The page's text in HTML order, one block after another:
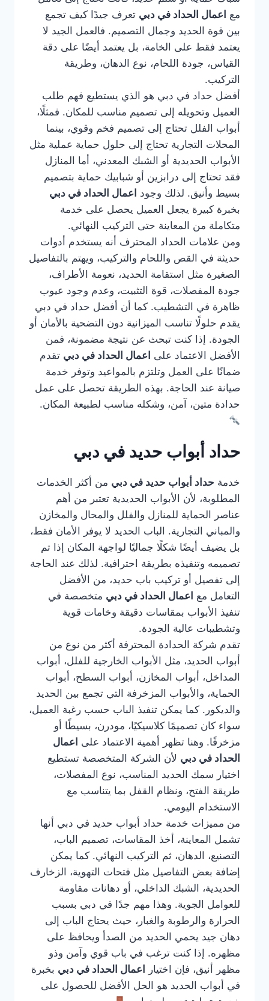
مع اعمال الحداد في دبي تعرف جيدًا كيف تجمع
بين قوة الحديد وجمال التصميم. فالعمل الجيد لا
يعتمد فقط على الخامة، بل يعتمد أيضًا على دقة
القياس، جودة اللحام، نوع الدهان، وطريقة
التركيب.
أفضل حداد في دبي هو الذي يستطيع فهم طلب
العميل وتحويله إلى تصميم مناسب للمكان. فمثلًا،
أبواب الفلل تحتاج إلى تصميم فخم وقوي، بينما
المحلات التجارية تحتاج إلى حلول حماية عملية مثل
الأبواب الحديدية أو الشبك المعدني، أما المنازل
فقد تحتاج إلى درابزين أو شبابيك حماية بتصميم
بسيط وأنيق. لذلك وجود اعمال الحداد في دبي
بخبرة كبيرة يجعل العميل يحصل على خدمة
متكاملة من المعاينة حتى التركيب النهائي.
ومن علامات الحداد المحترف أنه يستخدم أدوات
حديثة في القص واللحام والتركيب، ويهتم بالتفاصيل
الصغيرة مثل استقامة الحديد، نعومة الأطراف،
جودة المفصلات، قوة التثبيت، وعدم وجود عيوب
ظاهرة في التشطيب. كما أن أفضل حداد في دبي
يقدم حلولًا تناسب الميزانية دون التضحية بالأمان أو
الجودة. إذا كنت تبحث عن نتيجة مضمونة، فمن
الأفضل الاعتماد على اعمال الحداد في دبي تقدم
ضمانًا على العمل وتلتزم بالمواعيد وتوفر خدمة
صيانة عند الحاجة. بهذه الطريقة تحصل على عمل
حدادة متين، آمن، وشكله مناسب لطبيعة المكان.
حداد أبواب حديد في دبي
خدمة حداد أبواب حديد في دبي من أكثر الخدمات
المطلوبة، لأن الأبواب الحديدية تعتبر من أهم
عناصر الحماية للمنازل والفلل والمحال والمخازن
والمباني التجارية. الباب الحديد لا يوفر الأمان فقط،
بل يضيف أيضًا شكلًا جماليًا لواجهة المكان إذا تم
تصميمه وتنفيذه بطريقة احترافية. لذلك عند الحاجة
إلى تفصيل أو تركيب باب حديد، من الأفضل
التعامل مع اعمال الحداد في دبي متخصصة في
تنفيذ الأبواب بمقاسات دقيقة وخامات قوية
وتشطيبات عالية الجودة.
تقدم شركة الحدادة المحترفة أكثر من نوع من
أبواب الحديد، مثل الأبواب الخارجية للفلل، أبواب
المداخل، أبواب المخازن، أبواب السطح، أبواب
الحماية، والأبواب المزخرفة التي تجمع بين الحديد
والديكور. كما يمكن تنفيذ الباب حسب رغبة العميل،
سواء كان تصميمًا كلاسيكيًا، مودرن، بسيطًا أو
مزخرفًا. وهنا تظهر أهمية الاعتماد على اعمال
الحداد في دبي لأن الشركة المتخصصة تستطيع
اختيار سمك الحديد المناسب، نوع المفصلات،
طريقة الفتح، ونظام القفل بما يتناسب مع
الاستخدام اليومي.
من مميزات خدمة حداد أبواب حديد في دبي أنها
تشمل المعاينة، أخذ المقاسات، تصميم الباب،
التصنيع، الدهان، ثم التركيب النهائي. كما يمكن
إضافة بعض التفاصيل مثل فتحات التهوية، الزخارف
الحديدية، الشبك الداخلي، أو دهانات مقاومة
للعوامل الجوية. وهذا مهم جدًا في دبي بسبب
الحرارة والرطوبة والغبار، حيث يحتاج الباب إلى
دهان جيد يحمي الحديد من الصدأ ويحافظ على
مظهره. إذا كنت ترغب في باب قوي وآمن وذو
مظهر أنيق، فإن اختيار
اعمال الحداد في دبي بخبرة
في أبواب الحديد هو الحل الأفضل للحصول على